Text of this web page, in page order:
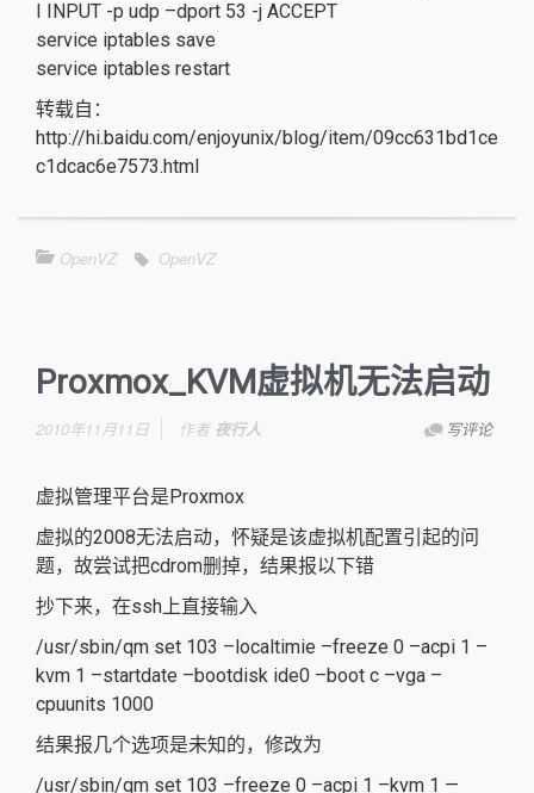
I INPUT -p udp –dport 53 -j ACCEPT
service iptables save
service iptables restart
转载自：
http://hi.baidu.com/enjoyunix/blog/item/09cc631bd1ce
c1dcac6e7573.html
OpenVZ OpenVZ
Proxmox_KVM虚拟机无法启动
2010年11月11日 写评论
作者 夜行人
虚拟管理平台是Proxmox
虚拟的2008无法启动，怀疑是该虚拟机配置引起的问
题，故尝试把cdrom删掉，结果报以下错
抄下来，在ssh上直接输入
/usr/sbin/qm set 103 –localtimie –freeze 0 –acpi 1 –
kvm 1 –startdate –bootdisk ide0 –boot c –vga –
cpuunits 1000
结果报几个选项是未知的，修改为
/usr/sbin/qm set 103 –freeze 0 –acpi 1 –kvm 1 —